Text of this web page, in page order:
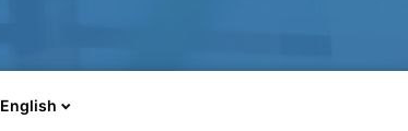
English